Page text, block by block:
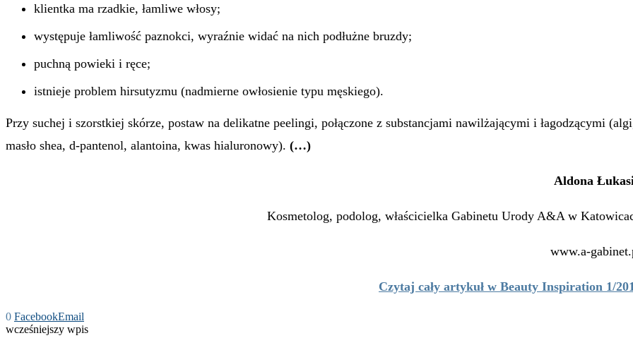
klientka ma rzadkie, łamliwe włosy;
występuje łamliwość paznokci, wyraźnie widać na nich podłużne bruzdy;
puchną powieki i ręce;
istnieje problem hirsutyzmu (nadmierne owłosienie typu męskiego).
Przy suchej i szorstkiej skórze, postaw na delikatne peelingi, połączone z substancjami nawilżającymi i łagodzącymi
masło shea, d-pantenol, alantoina, kwas hialuronowy). (…)
Aldona
Kosmetolog, podolog, właścicielka Gabinetu Urody A&A w
www.a-
Czytaj cały artykuł w Beauty Inspiration 1/
0 FacebookEmail
wcześniejszy wpis